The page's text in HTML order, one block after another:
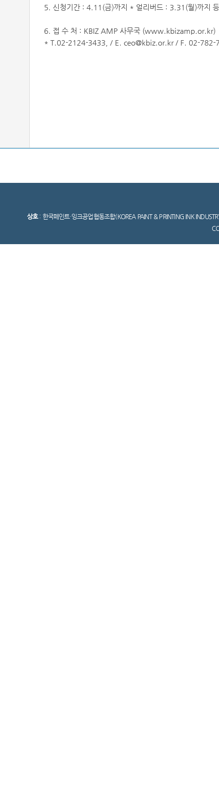
5. 신청기간 : 4.11(금)까지 * 얼리버드 : 3.31(월)까지
6. 접 수 처 : KBIZ AMP 사무국 (www.kbizamp.or.kr)
* T.02-2124-3433, / E. ceo@kbiz.or.kr / F. 02-782-
상호: 한국페인트·잉크공업협동조합(KOREA PAINT & PRINTING INK